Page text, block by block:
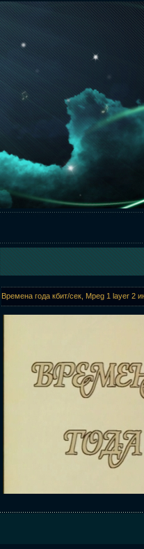
Времена года кбит/сек, Mpeg 1 layer 2